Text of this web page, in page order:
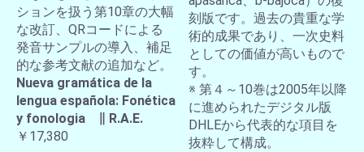
ションを扱う第10章の大幅
な改訂、QRコードによる
発音サンプルの導入、補足
的な参考文献の追加など。
Nueva gramática de la
lengua española: Fonética
y fonologia ∥ R.A.E.
￥17,380
刻版です。過去の貴重な学
術的成果であり、一次史料
としての価値が高いもので
す。
※ 第４～10巻は2005年以降
に進められたデジタル版
DHLEから代表的な項目を
抜粋して構成。